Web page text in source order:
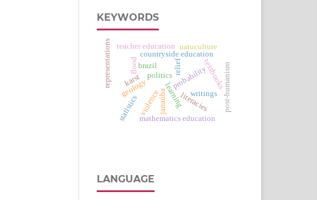
KEYWORDS
geology
janaúba
karst
flood relief
writings
countryside education
learningliteracies
statistics
probabilitytextbooks
mathematics education
teacher education
politics
representations natuculture
post-humanism
brazil
violence
LANGUAGE